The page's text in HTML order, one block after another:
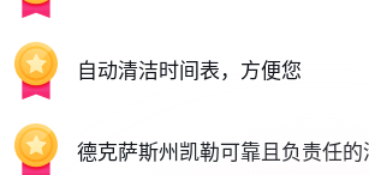
自动清洁时间表，方便您
德克萨斯州凯勒可靠且负责任的